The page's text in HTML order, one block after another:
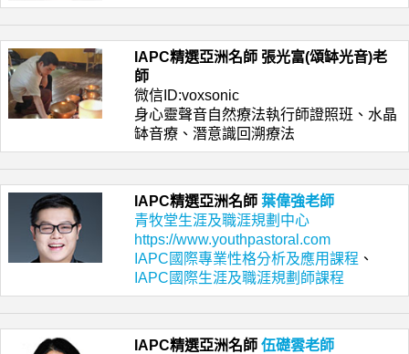
IAPC精選亞洲名師 張光富(頌缽光音)老
師
微信ID:voxsonic
身心靈聲音自然療法執行師證照班、水晶
缽音療、潛意識回溯療法
IAPC精選亞洲名師 葉偉強老師
青牧堂生涯及職涯規劃中心
https://www.youthpastoral.com
IAPC國際專業性格分析及應用課程 、
IAPC國際生涯及職涯規劃師課程
IAPC精選亞洲名師 伍礎雲老師